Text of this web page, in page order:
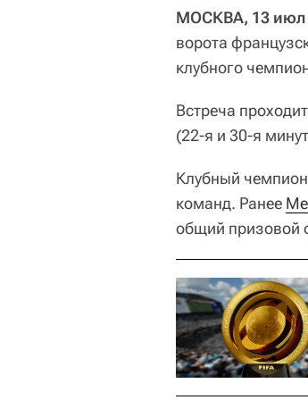
МОСКВА, 13 июл
ворота
клубного
Встреча
(22-я и 30-я
Клубный
команд. Ранее
общий призовой